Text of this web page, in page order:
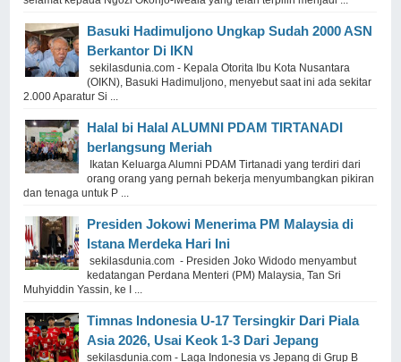
Basuki Hadimuljono Ungkap Sudah 2000 ASN
Berkantor Di IKN
sekilasdunia.com - Kepala Otorita Ibu Kota Nusantara
(OIKN), Basuki Hadimuljono, menyebut saat ini ada sekitar
2.000 Aparatur Si ...
Halal bi Halal ALUMNI PDAM TIRTANADI
berlangsung Meriah
Ikatan Keluarga Alumni PDAM Tirtanadi yang terdiri dari
orang orang yang pernah bekerja menyumbangkan pikiran
dan tenaga untuk P ...
Presiden Jokowi Menerima PM Malaysia di
Istana Merdeka Hari Ini
sekilasdunia.com - Presiden Joko Widodo menyambut
kedatangan Perdana Menteri (PM) Malaysia, Tan Sri
Muhyiddin Yassin, ke I ...
Timnas Indonesia U-17 Tersingkir Dari Piala
Asia 2026, Usai Keok 1-3 Dari Jepang
sekilasdunia.com - Laga Indonesia vs Jepang di Grup B